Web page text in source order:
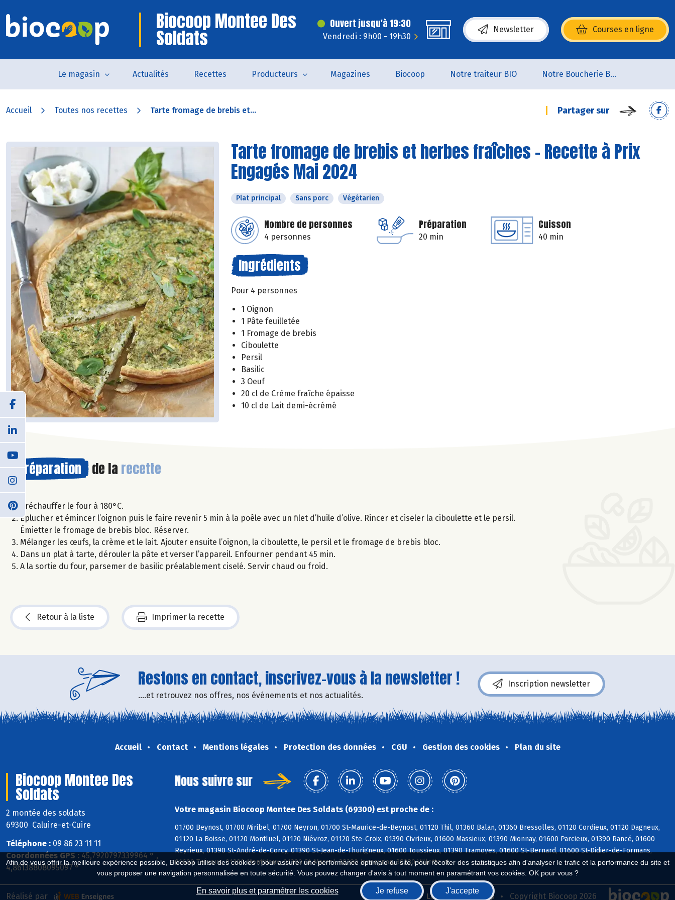
Afin de vous offrir la meilleure expérience possible, Biocoop utilise des cookies : pour assurer une performance optimale du site, pour récolter des statistiques afin d'analyser le trafic et la performance du site et
vous proposer une navigation personnalisée en toute sécurité. Vous pouvez changer d'avis à tout moment en paramétrant vos cookies. OK pour vous ?
En savoir plus et paramétrer les cookies Je refuse J'accepte
Biocoop Montee Des
Soldats
Ouvert jusqu'à 19:30
Vendredi : 9h00 - 19h30
Newsletter Courses en ligne
(s’ouvre dans une nouvelle fenêtre)
Le magasin Actualités Recettes Producteurs Magazines Biocoop Notre traiteur BIO Notre Boucherie BIO
Accueil Toutes nos recettes Tarte fromage de brebis et... Partager sur
Tarte fromage de brebis et herbes fraîches - Recette à Prix
Engagés Mai 2024
Plat principal Sans porc Végétarien
Nombre de personnes
4 personnes
Préparation
20 min
Cuisson
40 min
Ingrédients
Pour 4 personnes
1 Oignon
1 Pâte feuilletée
1 Fromage de brebis
Ciboulette
Persil
Basilic
3 Oeuf
20 cl de Crème fraîche épaisse
10 cl de Lait demi-écrémé
Préparation de la recette
Préchauffer le four à 180°C.
Éplucher et émincer l’oignon puis le faire revenir 5 min à la poêle avec un filet d’huile d’olive. Rincer et ciseler la ciboulette et le persil.
Émietter le fromage de brebis bloc. Réserver.
Mélanger les œufs, la crème et le lait. Ajouter ensuite l’oignon, la ciboulette, le persil et le fromage de brebis bloc.
Dans un plat à tarte, dérouler la pâte et verser l’appareil. Enfourner pendant 45 min.
A la sortie du four, parsemer de basilic préalablement ciselé. Servir chaud ou froid.
Retour à la liste Imprimer la recette
Restons en contact, inscrivez-vous à la newsletter !
....et retrouvez nos offres, nos événements et nos actualités.
Inscription newsletter
Accueil Contact Mentions légales Protection des données CGU Gestion des cookies Plan du site
Biocoop Montee Des
Soldats
2 montée des soldats
69300 Caluire-et-Cuire
Téléphone : 09 86 23 11 11
Coordonnées GPS : 45,7920797339964 ° ,
4,86138808095097 °
Nous suivre sur
Votre magasin Biocoop Montee Des Soldats (69300) est proche de :
01700 Beynost, 01700 Miribel, 01700 Neyron, 01700 St-Maurice-de-Beynost, 01120 Thil, 01360 Balan, 01360 Bressolles, 01120 Cordieux, 01120 Dagneux,
01120 La Boisse, 01120 Montluel, 01120 Niévroz, 01120 Ste-Croix, 01390 Civrieux, 01600 Massieux, 01390 Mionnay, 01600 Parcieux, 01390 Rancé, 01600
Reyrieux, 01390 St-André-de-Corcy, 01390 St-Jean-de-Thurigneux, 01600 Toussieux, 01390 Tramoyes, 01600 St-Bernard, 01600 St-Didier-de-Formans,
01600 Trévoux, 01390 Monthieux, 01390 St-Marcel, 38280 Janneyrias, 38280 Villette-d
Biocoop.fr Le réseau Biocoop Copyright Biocoop 2026
Réalisé par